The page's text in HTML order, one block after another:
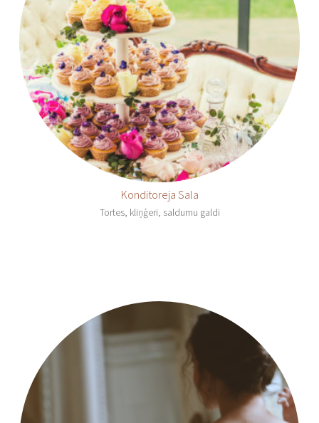
Konditoreja Sala
Tortes, kliņģeri, saldumu galdi